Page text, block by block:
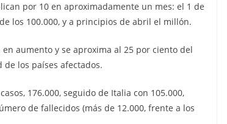
por 10 en aproximadamente un mes: el 1 de
los 100.000, y a principios de abril el millón.
aumento y se aproxima al 25 por ciento del
los países afectados.
176.000, seguido de Italia con 105.000,
de fallecidos (más de 12.000, frente a los